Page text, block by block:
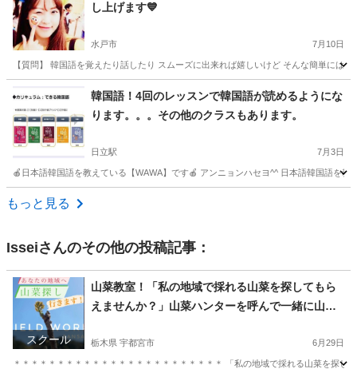
し上げます💙
水戸市 7月10日
【質問】 韓国語を覚えたり話したり スムーズに出来れば嬉しいけど そんな簡単には
韓国語 レッスン
韓国語！4回のレッスンで韓国語が読めるようにな
ります。。。その他のクラスもあります。
日立駅 7月3日
🍎日本語韓国語を教えている【WAWA】です🍎 アンニョンハセヨ^^ 日本語韓国語を
茨城 日立市
もっと見る
Isseiさんのその他の投稿記事：
スクール
山菜教室！「私の地域で採れる山菜を探してもら
えませんか？」山菜ハンターを呼んで一緒に山菜
栃木県 宇都宮市 6月29日
＊＊＊＊＊＊＊＊＊＊＊＊＊＊＊＊＊＊＊＊＊＊＊＊ 「私の地域で採れる山菜を探